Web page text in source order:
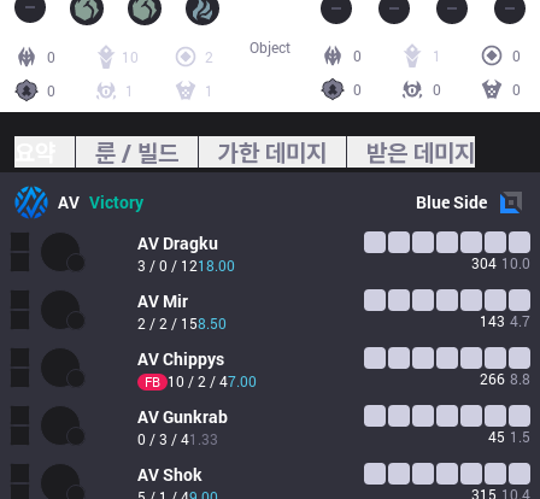
0 10
2
0
1 1
0 1
0
0
0 0
Object
룬 / 빌드 가한 데미지 받은 데미지
AV Victory BlueSide
AV Dragku
3 / 0 / 1218.00 304 10.0
AV Mir
2 / 2 / 158.50 143 4.7
AVChippys
FB 10 / 2 / 47.00 266 8.8
AVGunkrab
0 / 3 / 41.33 45 1.5
AVShok
315 10.4